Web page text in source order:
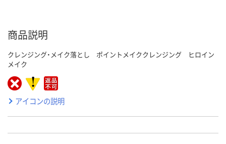
商品説明
クレンジング・メイク落とし ポイントメイククレンジング ヒロイン
メイク
アイコンの説明